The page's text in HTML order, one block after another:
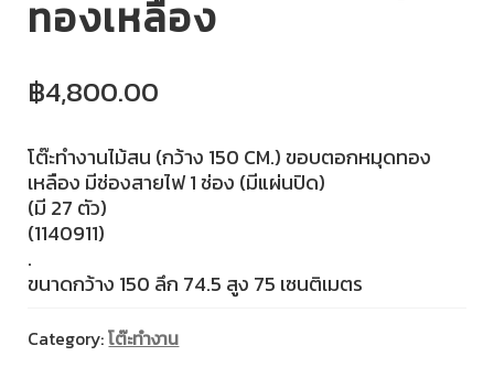
ทองเหลือง
฿4,800.00
โต๊ะทำงานไม้สน (กว้าง 150 CM.) ขอบตอกหมุดทอง
เหลือง มีช่องสายไฟ 1 ช่อง (มีแผ่นปิด)
(มี 27 ตัว)
(1140911)
.
ขนาดกว้าง 150 ลึก 74.5 สูง 75 เซนติเมตร
Category:โต๊ะทำงาน